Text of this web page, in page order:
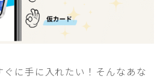
に手に入れたい！そんなあな